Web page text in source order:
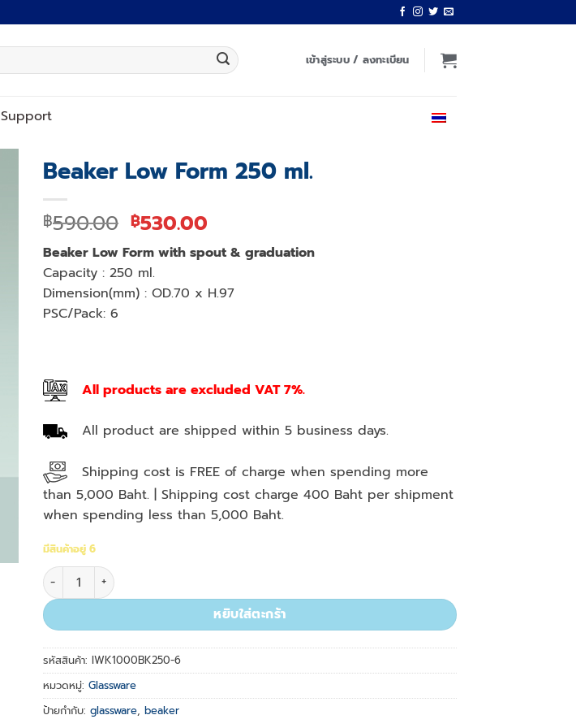
เข้าสู่ระบบ / ลงทะเบียน
Support
Beaker Low Form 250 ml.
฿590.00 Original
price
was:
฿590.00.
฿530.00
price
is:
฿530.00.
Beaker Low Form with spout & graduation
Capacity : 250 ml.
Dimension(mm) : OD.70 x H.97
PSC/Pack: 6
All products are excluded VAT 7%.
All product are shipped within 5 business days.
Shipping cost is FREE of charge when spending more
than 5,000 Baht. | Shipping cost charge 400 Baht per shipment
when spending less than 5,000 Baht.
มีสินค้าอยู่ 6
จำนวน Beaker Low Form 250 ml. ชิ้น
หยิบใส่ตะกร้า
รหัสสินค้า: IWK1000BK250-6
หมวดหมู่: Glassware
ป้ายกำกับ: glassware, beaker